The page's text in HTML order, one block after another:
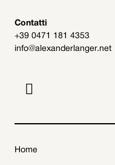
Contatti
+39 0471 181 4353
info@alexanderlanger.net

Home